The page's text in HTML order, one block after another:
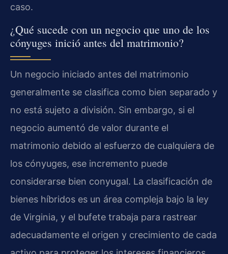
caso.
¿Qué sucede con un negocio que uno de los
cónyuges inició antes del matrimonio?
Un negocio iniciado antes del matrimonio
generalmente se clasifica como bien separado y
no está sujeto a división. Sin embargo, si el
negocio aumentó de valor durante el
matrimonio debido al esfuerzo de cualquiera de
los cónyuges, ese incremento puede
considerarse bien conyugal. La clasificación de
bienes híbridos es un área compleja bajo la ley
de Virginia, y el bufete trabaja para rastrear
adecuadamente el origen y crecimiento de cada